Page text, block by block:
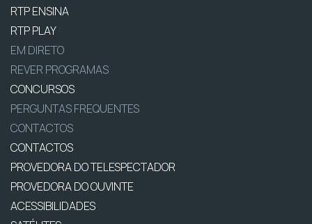
RTP ENSINA
RTP PLAY
EM DIRETO
REVER PROGRAMAS
CONCURSOS
PERGUNTAS FREQUENTES
CONTACTOS
CONTACTOS
PROVEDORA DO TELESPECTADOR
PROVEDORA DO OUVINTE
ACESSIBILIDADES